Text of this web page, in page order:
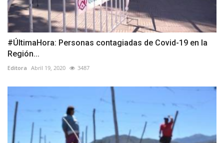
#ÚltimaHora: Personas contagiadas de Covid-19 en la
Región...
Editora Abril 19, 2020 3487